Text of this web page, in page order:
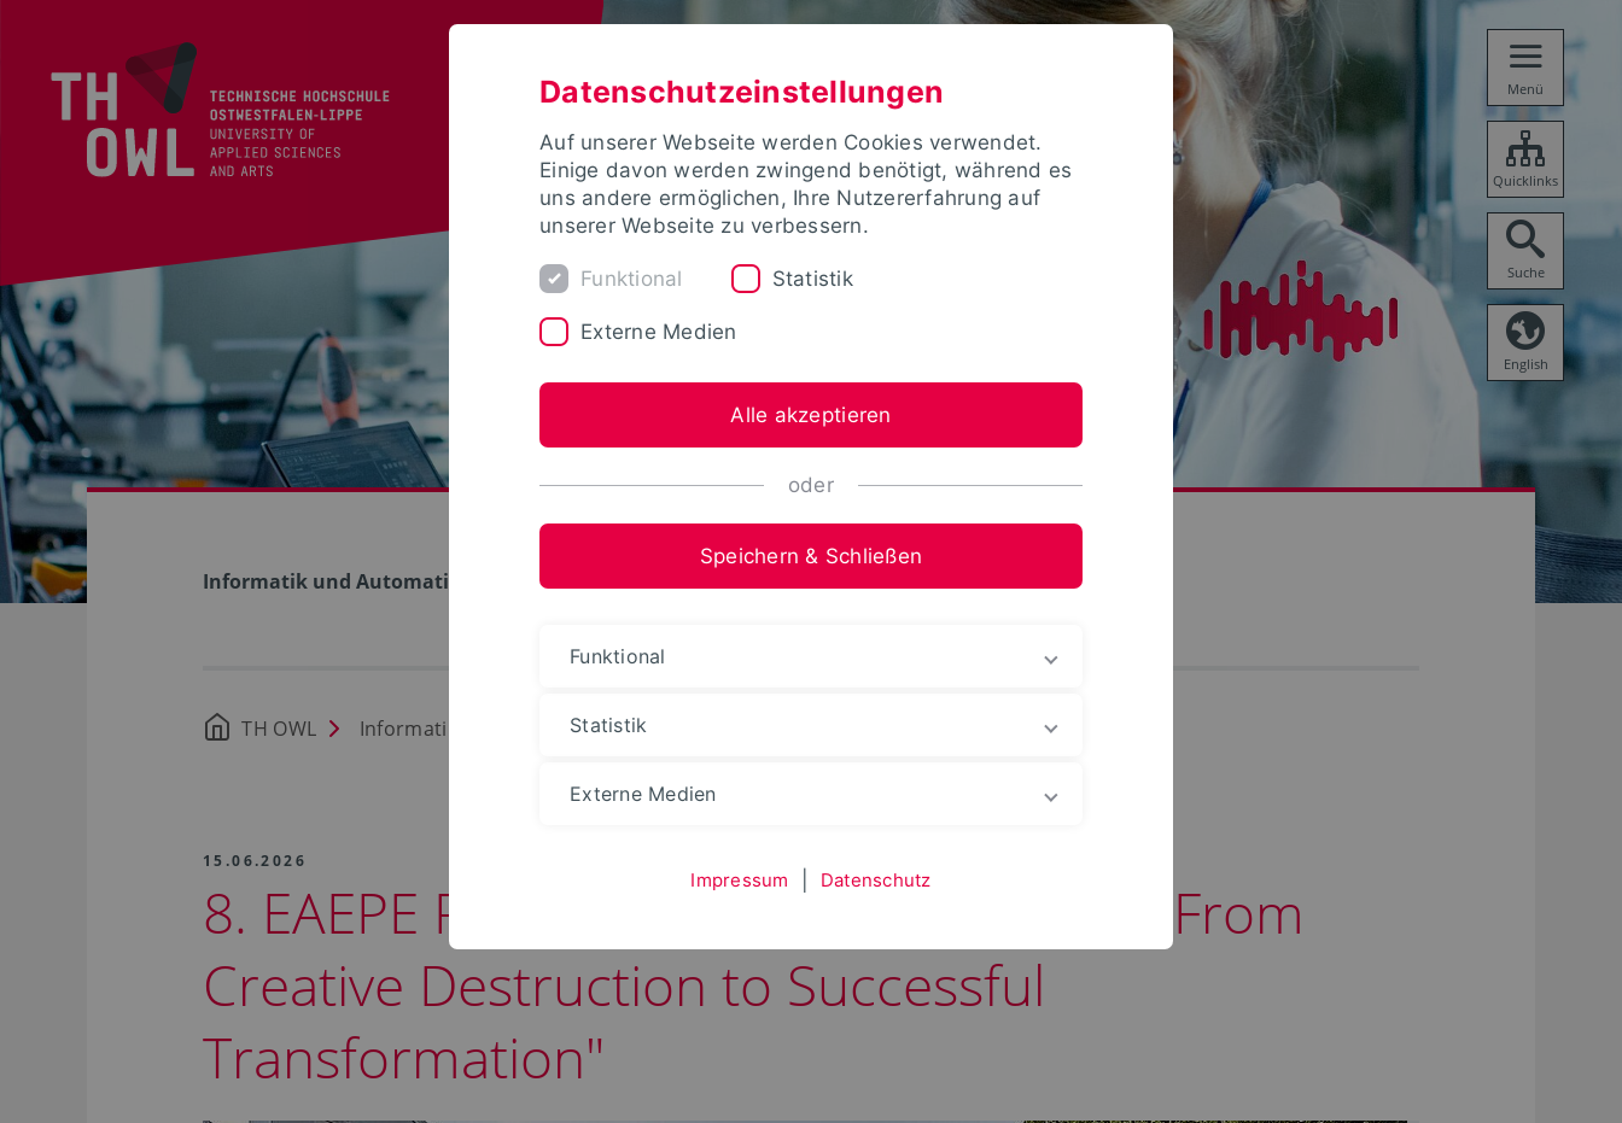
Menü
Quicklinks
Suche
English
Informatik und Automation
TH OWL Informatik und Automation Nachrichten
15.06.2026
8. EAEPE Research Area [X] Workshop "From
Creative Destruction to Successful
Transformation"
Datenschutzeinstellungen
Auf unserer Webseite werden Cookies verwendet.
Einige davon werden zwingend benötigt, während es
uns andere ermöglichen, Ihre Nutzererfahrung auf
unserer Webseite zu verbessern.
Funktional Statistik
Externe Medien
Alle akzeptieren
oder
Speichern & Schließen
Funktional
Statistik
Externe Medien
Impressum Datenschutz